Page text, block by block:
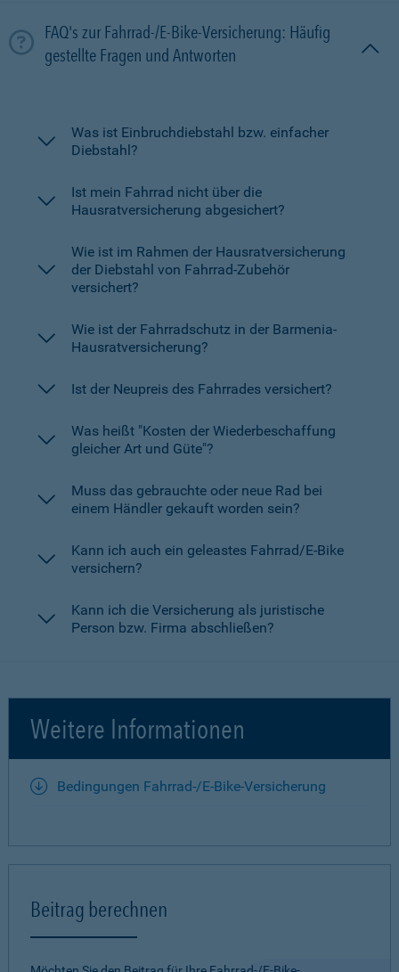
FAQ's zur Fahrrad-/E-Bike-Versicherung: Häufig
gestellte Fragen und Antworten
Was ist Einbruchdiebstahl bzw. einfacher
Diebstahl?
Ist mein Fahrrad nicht über die
Hausratversicherung abgesichert?
Wie ist im Rahmen der Hausratversicherung
der Diebstahl von Fahrrad-Zubehör
versichert?
Wie ist der Fahrradschutz in der Barmenia-
Hausratversicherung?
Ist der Neupreis des Fahrrades versichert?
Was heißt "Kosten der Wiederbeschaffung
gleicher Art und Güte"?
Muss das gebrauchte oder neue Rad bei
einem Händler gekauft worden sein?
Kann ich auch ein geleastes Fahrrad/E-Bike
versichern?
Kann ich die Versicherung als juristische
Person bzw. Firma abschließen?
Weitere Informationen
Bedingungen Fahrrad-/E-Bike-Versicherung
Beitrag berechnen